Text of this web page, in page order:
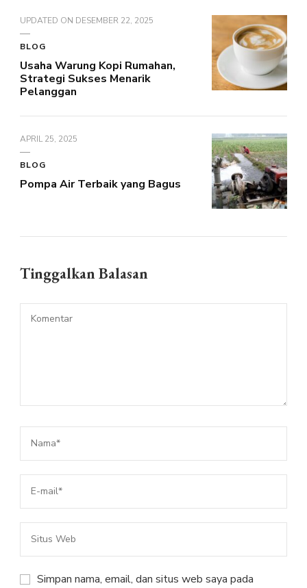
UPDATED ON DESEMBER 22, 2025
BLOG
Usaha Warung Kopi Rumahan,
Strategi Sukses Menarik
Pelanggan
APRIL 25, 2025
BLOG
Pompa Air Terbaik yang Bagus
Tinggalkan Balasan
Simpan nama, email, dan situs web saya pada